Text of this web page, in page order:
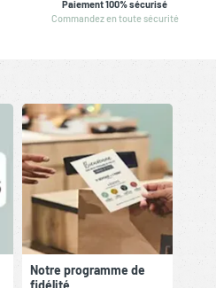
Paiement 100% sécurisé
Commandez en toute sécurité
Notre programme de
fidélité